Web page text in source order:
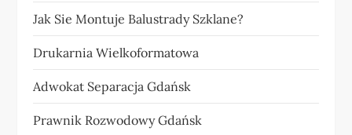
Jak Sie Montuje Balustrady Szklane?
Drukarnia Wielkoformatowa
Adwokat Separacja Gdańsk
Prawnik Rozwodowy Gdańsk